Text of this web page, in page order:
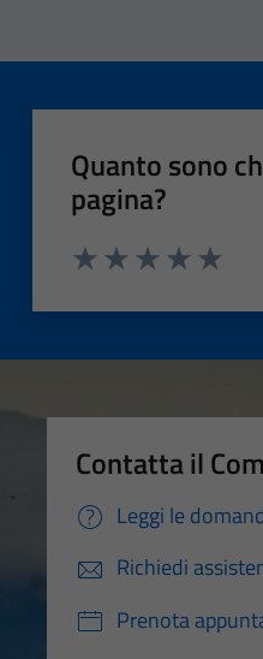
Quanto sono
pagina?
Contatta il
Leggi le
Richiedi
Prenota